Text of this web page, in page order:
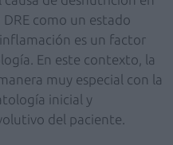
como un estado
es un factor
En este contexto, la
muy especial con la
inicial y
del paciente.